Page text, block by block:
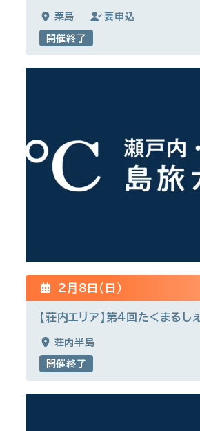
粟島 要申込
開催終了
2月8日(日)
【荘内エリア】第４回たくまるしぇ
荘内半島
開催終了